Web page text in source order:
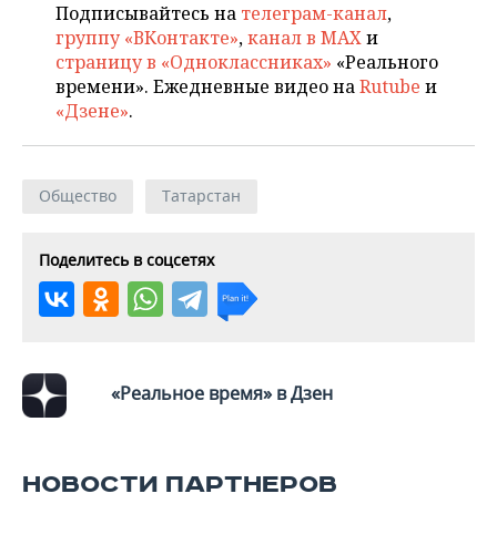
Подписывайтесь на телеграм-канал,
группу «ВКонтакте»,канал в MAXи
страницу в «Одноклассниках» «Реального
времени». Ежедневные видео наRutube и
«Дзене».
Общество Татарстан
Поделитесь в соцсетях
«Реальное время» в Дзен
НОВОСТИ ПАРТНЕРОВ